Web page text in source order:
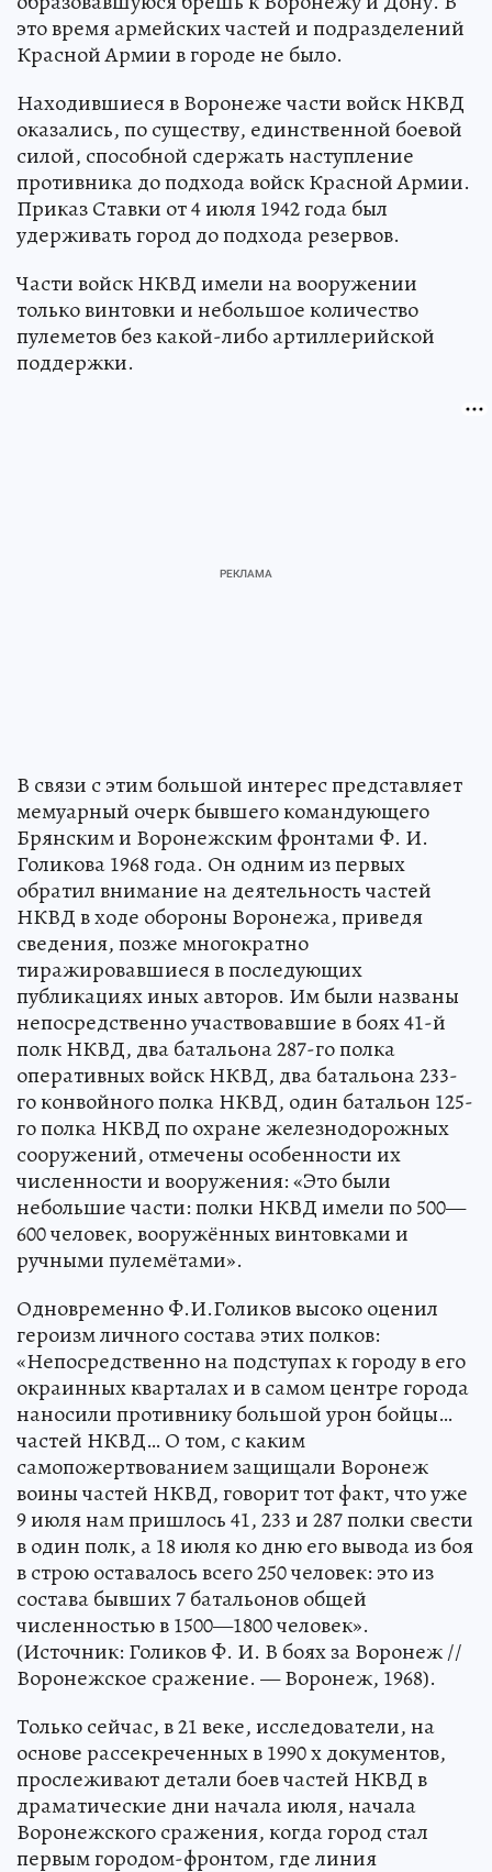
это время армейских частей и подразделений
Красной Армии в городе не было.
Находившиеся в Воронеже части войск НКВД
оказались, по существу, единственной боевой
силой, способной сдержать наступление
противника до подхода войск Красной Армии.
Приказ Ставки от 4 июля 1942 года был
удерживать город до подхода резервов.
Части войск НКВД имели на вооружении
только винтовки и небольшое количество
пулеметов без какой-либо артиллерийской
поддержки.
В связи с этим большой интерес представляет
мемуарный очерк бывшего командующего
Брянским и Воронежским фронтами Ф. И.
Голикова 1968 года. Он одним из первых
обратил внимание на деятельность частей
НКВД в ходе обороны Воронежа, приведя
сведения, позже многократно
тиражировавшиеся в последующих
публикациях иных авторов. Им были названы
непосредственно участвовавшие в боях 41-й
полк НКВД, два батальона 287-го полка
оперативных войск НКВД, два батальона 233-
го конвойного полка НКВД, один батальон 125-
го полка НКВД по охране железнодорожных
сооружений, отмечены особенности их
численности и вооружения: «Это были
небольшие части: полки НКВД имели по 500—
600 человек, вооружённых винтовками и
ручными пулемётами».
Одновременно Ф.И.Голиков высоко оценил
героизм личного состава этих полков:
«Непосредственно на подступах к городу в его
окраинных кварталах и в самом центре города
наносили противнику большой урон бойцы…
частей НКВД… О том, с каким
самопожертвованием защищали Воронеж
воины частей НКВД, говорит тот факт, что уже
9 июля нам пришлось 41, 233 и 287 полки свести
в один полк, а 18 июля ко дню его вывода из боя
в строю оставалось всего 250 человек: это из
состава бывших 7 батальонов общей
численностью в 1500—1800 человек».
(Источник: Голиков Ф. И. В боях за Воронеж //
Воронежское сражение. — Воронеж, 1968).
Только сейчас, в 21 веке, исследователи, на
основе рассекреченных в 1990 х документов,
прослеживают детали боев частей НКВД в
драматические дни начала июля, начала
Воронежского сражения, когда город стал
первым городом-фронтом, где линия